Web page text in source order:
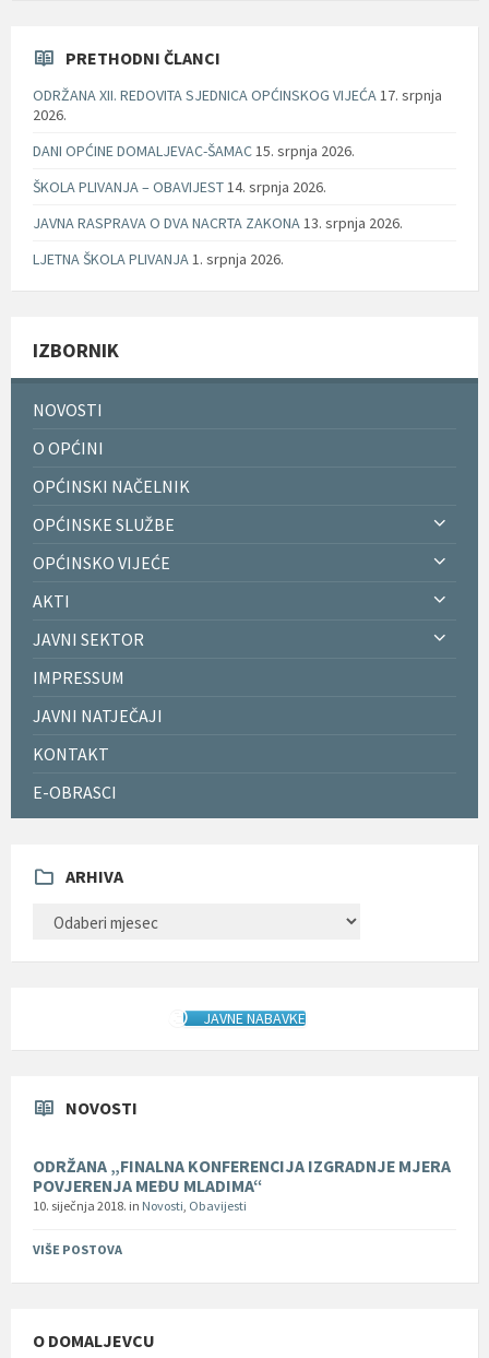
PRETHODNI ČLANCI
ODRŽANA XII. REDOVITA SJEDNICA OPĆINSKOG VIJEĆA17. srpnja
2026.
DANI OPĆINE DOMALJEVAC-ŠAMAC15. srpnja 2026.
ŠKOLA PLIVANJA – OBAVIJEST14. srpnja 2026.
JAVNA RASPRAVA O DVA NACRTA ZAKONA13. srpnja 2026.
LJETNA ŠKOLA PLIVANJA1. srpnja 2026.
IZBORNIK
NOVOSTI
O OPĆINI
OPĆINSKI NAČELNIK
OPĆINSKE SLUŽBE
OPĆINSKO VIJEĆE
AKTI
JAVNI SEKTOR
IMPRESSUM
JAVNI NATJEČAJI
KONTAKT
E-OBRASCI
ARHIVA
JAVNE NABAVKE
NOVOSTI
ODRŽANA „FINALNA KONFERENCIJA IZGRADNJE MJERA
POVJERENJA MEĐU MLADIMA“
10. siječnja 2018. in Novosti, Obavijesti
VIŠE POSTOVA
O DOMALJEVCU